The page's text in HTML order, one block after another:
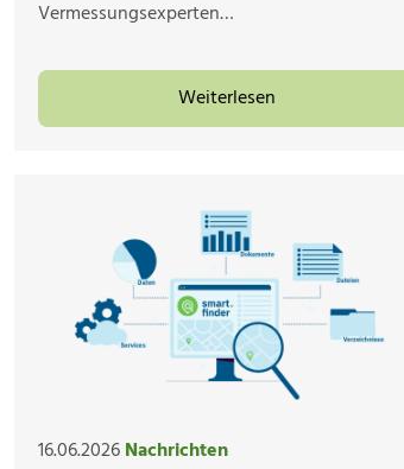
Vermessungsexperten…
Weiterlesen
16.06.2026Nachrichten